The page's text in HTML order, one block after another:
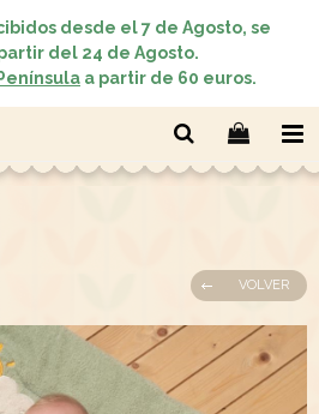
desde el 7 de Agosto, se
del 24 de Agosto.
Península a partir de 60 euros.
VOLVER